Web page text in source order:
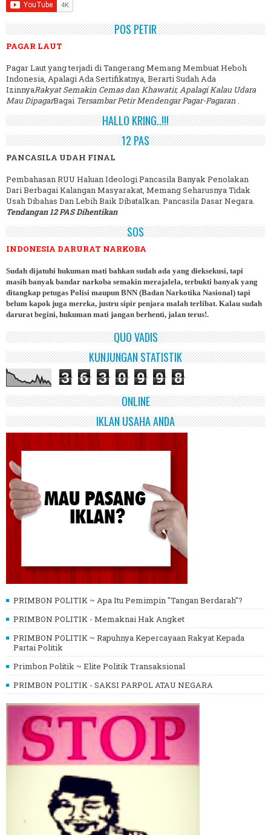
POS PETIR
PAGAR LAUT
Pagar Laut yang terjadi di Tangerang Memang Membuat Heboh
Indonesia, Apalagi Ada Sertifikatnya, Berarti Sudah Ada
IzinnyaRakyat Semakin Cemas dan Khawatir, Apalagi Kalau Udara
Mau DipagarBagai Tersambar Petir Mendengar Pagar-Pagaran.
HALLO KRING..!!!
12 PAS
PANCASILA UDAH FINAL
Pembahasan RUU Haluan Ideologi Pancasila Banyak Penolakan
Dari Berbagai Kalangan Masyarakat, Memang Seharusnya Tidak
Usah Dibahas Dan Lebih Baik Dibatalkan. Pancasila Dasar Negara.
Tendangan 12 PAS Dihentikan
SOS
INDONESIA DARURAT NARKOBA
Sudah dijatuhi hukuman mati bahkan sudah ada yang dieksekusi, tapi
masih banyak bandar narkoba semakin merajalela, terbukti banyak yang
ditangkap petugas Polisi maupun BNN (Badan Narkotika Nasional) tapi
belum kapok juga mereka, justru sipir penjara malah terlibat. Kalau sudah
darurat begini, hukuman mati jangan berhenti, jalan terus!.
QUO VADIS
KUNJUNGAN STATISTIK
3 6 3 0 9 9 8
ONLINE
IKLAN USAHA ANDA
PRIMBON POLITIK ~ Apa Itu Pemimpin "Tangan Berdarah"?
PRIMBON POLITIK - Memaknai Hak Angket
PRIMBON POLITIK ~ Rapuhnya Kepercayaan Rakyat Kepada
Partai Politik
Primbon Politik ~ Elite Politik Transaksional
PRIMBON POLITIK - SAKSI PARPOL ATAU NEGARA